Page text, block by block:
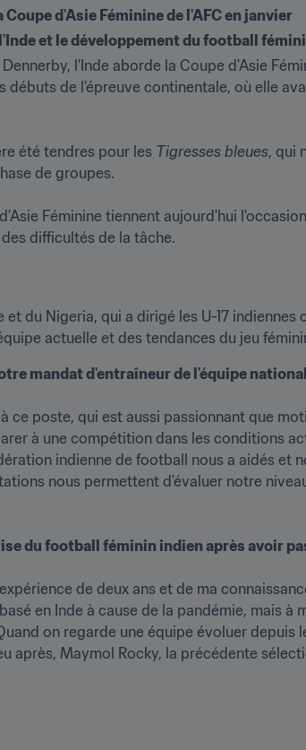
d'Asie Féminine de l'AFC en janvier
et le développement du football
l'Inde aborde la Coupe d'Asie
débuts de l'épreuve continentale, où elle
été tendres pour les Tigresses bleues, qui
de groupes.
Féminine tiennent aujourd'hui
difficultés de la tâche.
actuelle et des tendances du jeu
mandat d'entraîneur de l'équipe
ce poste, qui est aussi passionnant que
à une compétition dans les conditions
indienne de football nous a aidés et
nous permettent d'évaluer notre
du football féminin indien après avoir
de deux ans et de ma
mais à mon retour début février 2021, j'ai assisté à un
on regarde une équipe évoluer depuis
après, Maymol Rocky, la précédente